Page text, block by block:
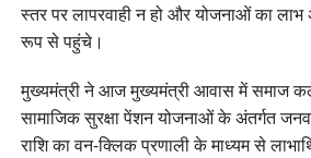
स्तर पर लापरवाही न हो और योजनाओं का लाभ
रूप से पहुंचे।
मुख्यमंत्री ने आज मुख्यमंत्री आवास में समाज
सामाजिक सुरक्षा पेंशन योजनाओं के अंतर्गत
राशि का वन-क्लिक प्रणाली के माध्यम से